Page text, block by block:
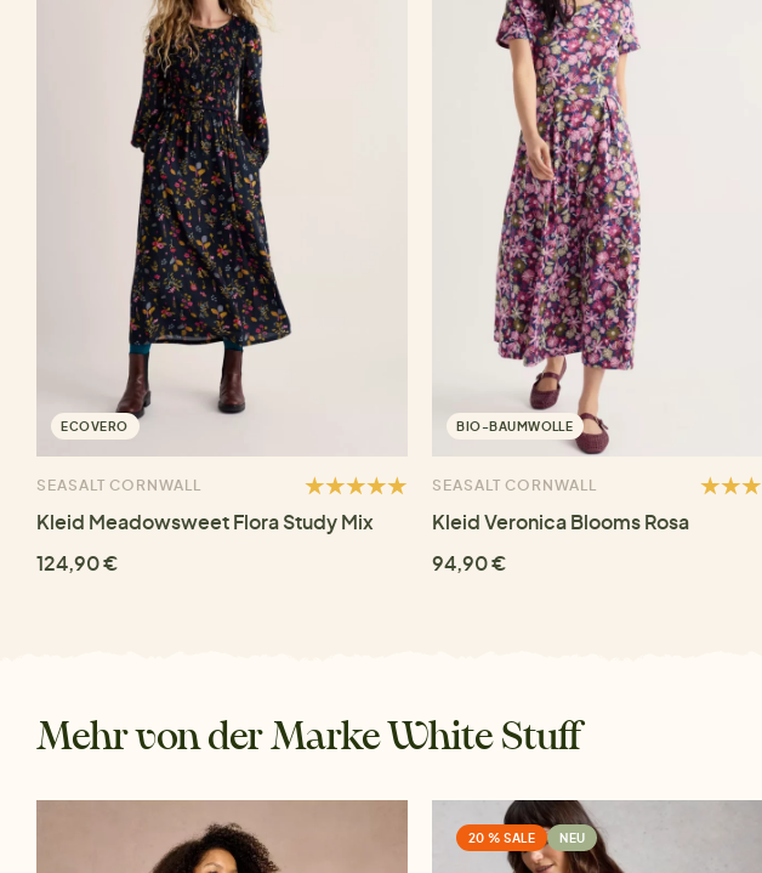
ECOVERO
SEASALT CORNWALL
Kleid Meadowsweet Flora Study Mix
124,90 €
BIO-BAUMWOLLE
SEASALT CORNWALL
Kleid Veronica Blooms Rosa
94,90 €
Mehr von der Marke White Stuff
20 % SALE NEU